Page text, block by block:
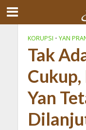
KORUPSI • YAN
Tak
Yan